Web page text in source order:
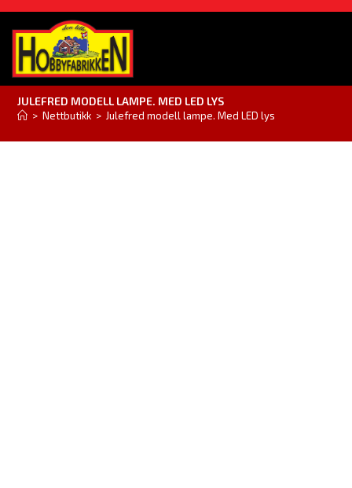
JULEFRED MODELL LAMPE. MED LED LYS
> Nettbutikk > Julefred modell lampe. Med LED lys